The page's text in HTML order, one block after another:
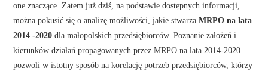
one znaczące. Zatem już dziś, na podstawie dostępnych informacji,
można pokusić się o analizę możliwości, jakie stwarzaMRPO na lata
2014 -2020 dla małopolskich przedsiębiorców. Poznanie założeń i
kierunków działań propagowanych przez MRPO na lata 2014-2020
pozwoli w istotny sposób na korelację potrzeb przedsiębiorców, którzy